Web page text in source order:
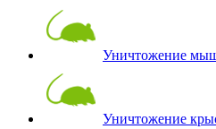
Уничтожение
Уничтожение